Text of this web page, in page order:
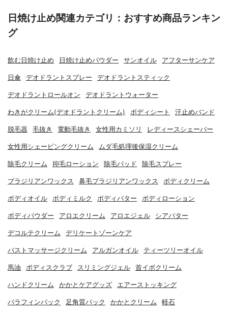
日焼け止め関連カテゴリ：おすすめ商品ランキン
グ
飲む日焼け止め 日焼け止めパウダー サンオイル アフターサンケア
日傘 デオドラントスプレー デオドラントスティック
デオドラントロールオン デオドラントウォーター
わきがクリーム(デオドラントクリーム) ボディシート 汗止めバンド
脱毛器 毛抜き 電動毛抜き 女性用カミソリ レディースシェーバー
女性用シェービングクリーム ムダ毛処理後保湿クリーム
除毛クリーム 抑毛ローション 除毛パッド 除毛スプレー
ブラジリアンワックス 鼻毛ブラジリアンワックス ボディクリーム
ボディオイル ボディミルク ボディバター ボディローション
ボディパウダー アロエクリーム アロエジェル シアバター
デコルテクリーム デリケートゾーンケア
バストマッサージクリーム アルガンオイル ティーツリーオイル
馬油 ボディスクラブ スリミングジェル 首イボクリーム
ハンドクリーム かかとケアグッズ エアーストッキング
パラフィンパック 足角質パック かかとクリーム 軽石